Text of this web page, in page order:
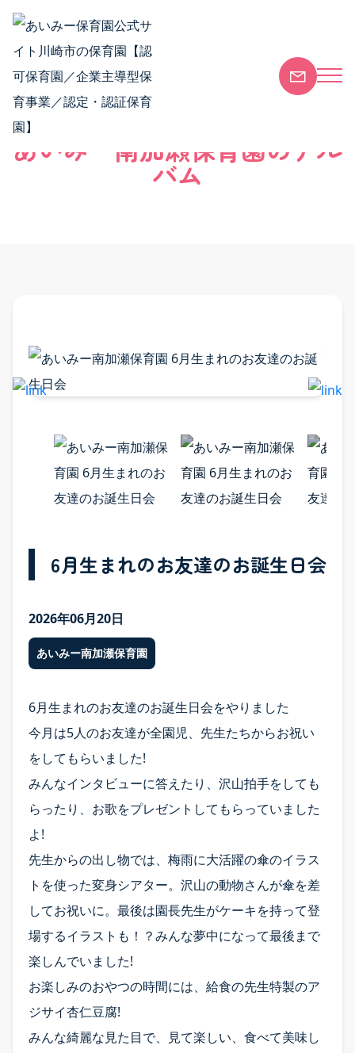
Skip to content
安全安心な保育園
安全安心な保育園 TOP
安全安心な保育環境
園のまなび TOP
Babyインターナショナル
五感を育む園の日常 TOP
季節の行事
全園のアルバム
トピックス
各園のご案内
あいみー南加瀬保育園のアル
バム
6月生まれのお友達のお誕生日会
2026年06月20日
あいみー南加瀬保育園
6月生まれのお友達のお誕生日会をやりました
今月は5人のお友達が全園児、先生たちからお祝い
をしてもらいました!
みんなインタビューに答えたり、沢山拍手をしても
らったり、お歌をプレゼントしてもらっていました
よ!
先生からの出し物では、梅雨に大活躍の傘のイラス
トを使った変身シアター。沢山の動物さんが傘を差
してお祝いに。最後は園長先生がケーキを持って登
場するイラストも！？みんな夢中になって最後まで
楽しんでいました!
お楽しみのおやつの時間には、給食の先生特製のア
ジサイ杏仁豆腐!
みんな綺麗な見た目で、見て楽しい、食べて美味し